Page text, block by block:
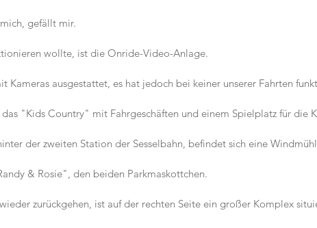
gefällt mir.
wollte, ist die Onride-Video-Anlage.
Kameras ausgestattet, es hat jedoch bei keiner unserer Fahrten
"Kids Country" mit Fahrgeschäften und einem Spielplatz für die
der zweiten Station der Sesselbahn, befindet sich eine
& Rosie", den beiden Parkmaskottchen.
zurückgehen, ist auf der rechten Seite ein großer Komplex